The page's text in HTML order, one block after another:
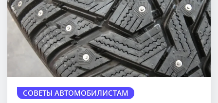
СОВЕТЫ АВТОМОБИЛИСТАМ